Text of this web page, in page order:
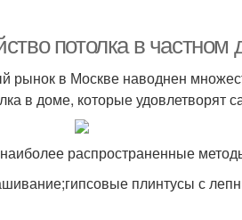
потолка в
рынок в Москве наводнен
в доме, которые удовлетворят
распространенные
плинтусы с